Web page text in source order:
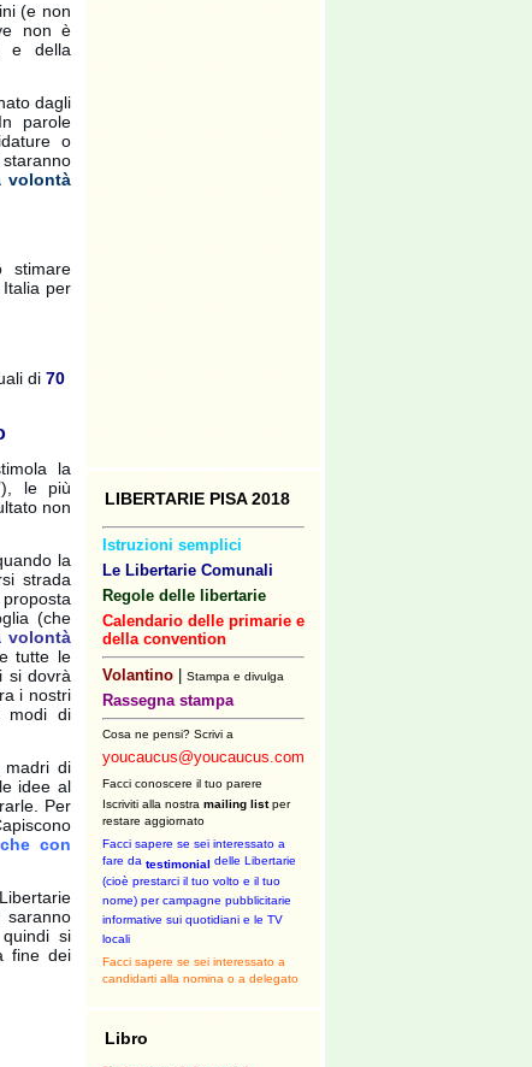
(e non
non è
e della
dagli
parole
o
volontà
stimare
per
di 70
la
le più
non
la
strada
(che
volontà
tutte le
si dovrà
i nostri
modi di
madri di
idee al
Per
con
saranno
si
fine dei
LIBERTARIE PISA 2018
Istruzioni semplici
Le Libertarie Comunali
Regole delle libertarie
Calendario delle primarie e
della convention
Volantino
Stampa e divulga
Rassegna stampa
Cosa ne pensi? Scrivi a
youcaucus@youcaucus.com
Facci conoscere il tuo parere
Iscriviti alla nostra mailing listper
restare aggiornato
Facci sapere se sei interessato a
fare da testimonial delle Libertarie
(cioè prestarci il tuo volto e il tuo
nome) per campagne pubblicitarie
informative sui quotidiani e le TV
locali
Facci sapere se sei interessato a
candidarti alla nomina o a delegato
Libro